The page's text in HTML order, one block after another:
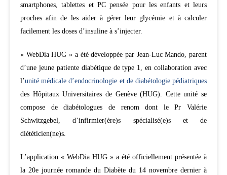
smartphones, tablettes et PC pensée pour les enfants et leurs
proches afin de les aider à gérer leur glycémie et à calculer
facilement les doses d’insuline à s’injecter.
« WebDia HUG » a été développée par Jean-­Luc Mando, parent
d’une jeune patiente diabétique de type 1, en collaboration avec
l’unité médicale d’endocrinologie et de diabétologie pédiatriques
des Hôpitaux Universitaires de Genève (HUG). Cette unité se
compose de diabétologues de renom dont le Pr Valérie
Schwitzgebel, d’infirmier(ère)s spécialisé(e)s et de
diététicien(ne)s.
L’application « WebDia HUG » a été officiellement présentée à
la 20e journée romande du Diabète du 14 novembre dernier à